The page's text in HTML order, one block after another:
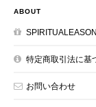
ABOUT
特定商取引法に基
お問い合わせ